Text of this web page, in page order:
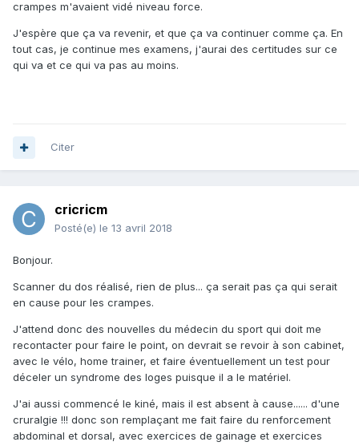
crampes m'avaient vidé niveau force.
J'espère que ça va revenir, et que ça va continuer comme ça. En
tout cas, je continue mes examens, j'aurai des certitudes sur ce
qui va et ce qui va pas au moins.
Citer
cricricm
Posté(e) le 13 avril 2018
Bonjour.
Scanner du dos réalisé, rien de plus... ça serait pas ça qui serait
en cause pour les crampes.
J'attend donc des nouvelles du médecin du sport qui doit me
recontacter pour faire le point, on devrait se revoir à son cabinet,
avec le vélo, home trainer, et faire éventuellement un test pour
déceler un syndrome des loges puisque il a le matériel.
J'ai aussi commencé le kiné, mais il est absent à cause...... d'une
cruralgie !!! donc son remplaçant me fait faire du renforcement
abdominal et dorsal, avec exercices de gainage et exercices